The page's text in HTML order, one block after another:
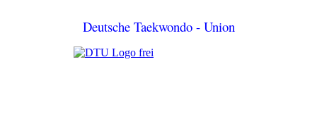
Deutsche Taekwondo - Union